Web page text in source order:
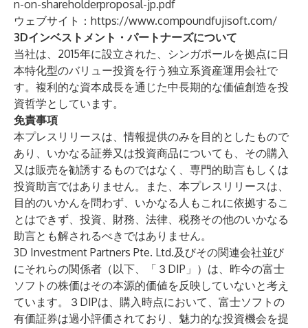
n-on-shareholderproposal-jp.pdf
ウェブサイト： https://www.compoundfujisoft.com/
3Dインベストメント・パートナーズについて
当社は、2015年に設立された、シンガポールを拠点に日
本特化型のバリュー投資を行う独立系資産運用会社で
す。複利的な資本成長を通じた中長期的な価値創造を投
資哲学としています。
免責事項
本プレスリリースは、情報提供のみを目的としたもので
あり、いかなる証券又は投資商品についても、その購入
又は販売を勧誘するものではなく、専門的助言もしくは
投資助言ではありません。また、本プレスリリースは、
目的のいかんを問わず、いかなる人もこれに依拠するこ
とはできず、投資、財務、法律、税務その他のいかなる
助言とも解されるべきではありません。
3D Investment Partners Pte. Ltd.及びその関連会社並び
にそれらの関係者（以下、「３DIP」）は、昨今の富士
ソフトの株価はその本源的価値を反映していないと考え
ています。３DIPは、購入時点において、富士ソフトの
有価証券は過小評価されており、魅力的な投資機会を提